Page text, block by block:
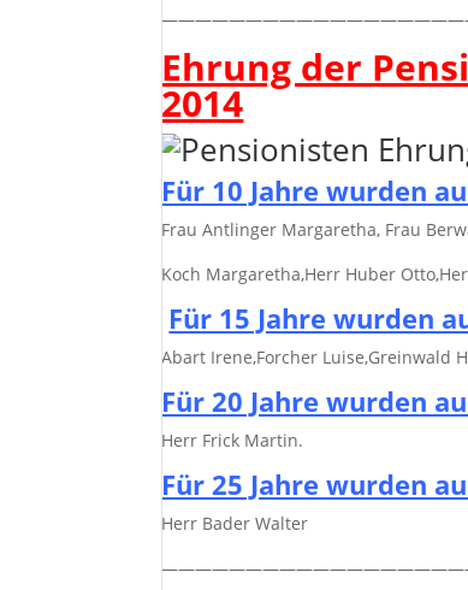
Ehrung der
2014
Für 10 Jahre wurden
Frau Antlinger Margaretha, Frau
Koch Margaretha,Herr Huber
Für 15 Jahre wurden
Abart Irene,Forcher Luise,Greinwald
Für 20 Jahre wurden
Herr Frick Martin.
Für 25 Jahre wurden
Herr Bader Walter